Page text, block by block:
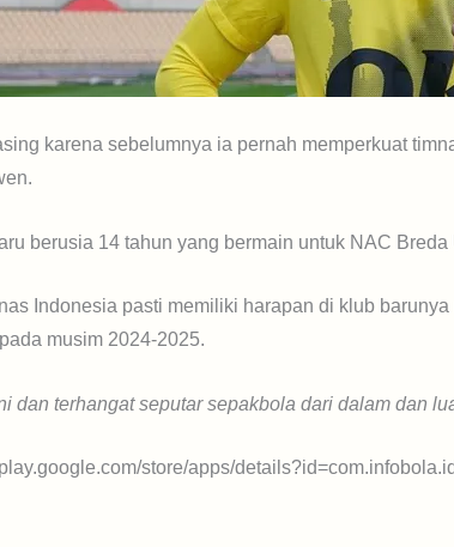
karena sebelumnya ia pernah memperkuat
berusia 14 tahun yang bermain untuk NAC Breda
Indonesia pasti memiliki harapan di klub
musim 2024-2025.
dan terhangat seputar sepakbola dari dalam dan
store/apps/